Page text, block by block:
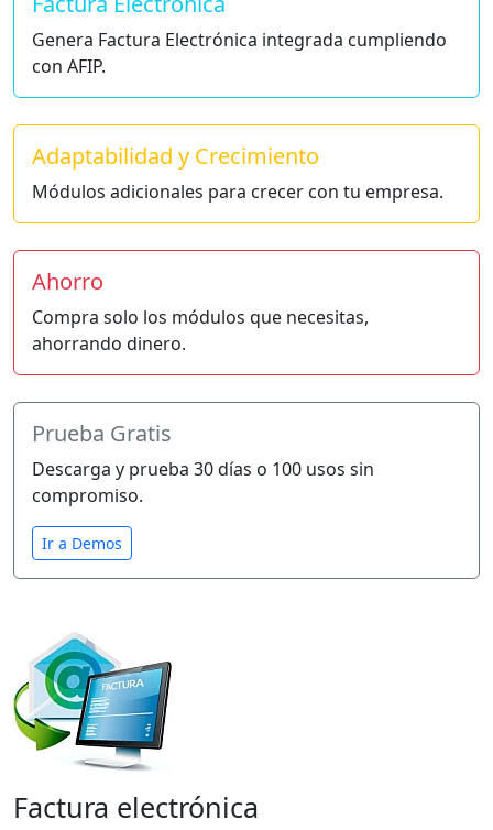
Genera Factura Electrónica integrada cumpliendo
con AFIP.
Adaptabilidad y Crecimiento
Módulos adicionales para crecer con tu empresa.
Ahorro
Compra solo los módulos que necesitas,
ahorrando dinero.
Prueba Gratis
Descarga y prueba 30 días o 100 usos sin
compromiso.
Ir a Demos
Factura electrónica